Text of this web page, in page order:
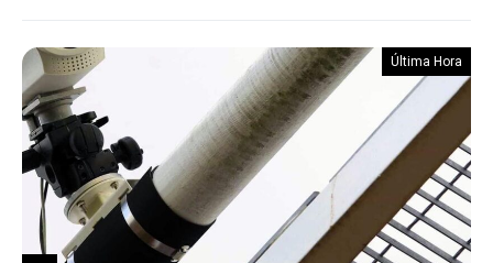
Última Hora